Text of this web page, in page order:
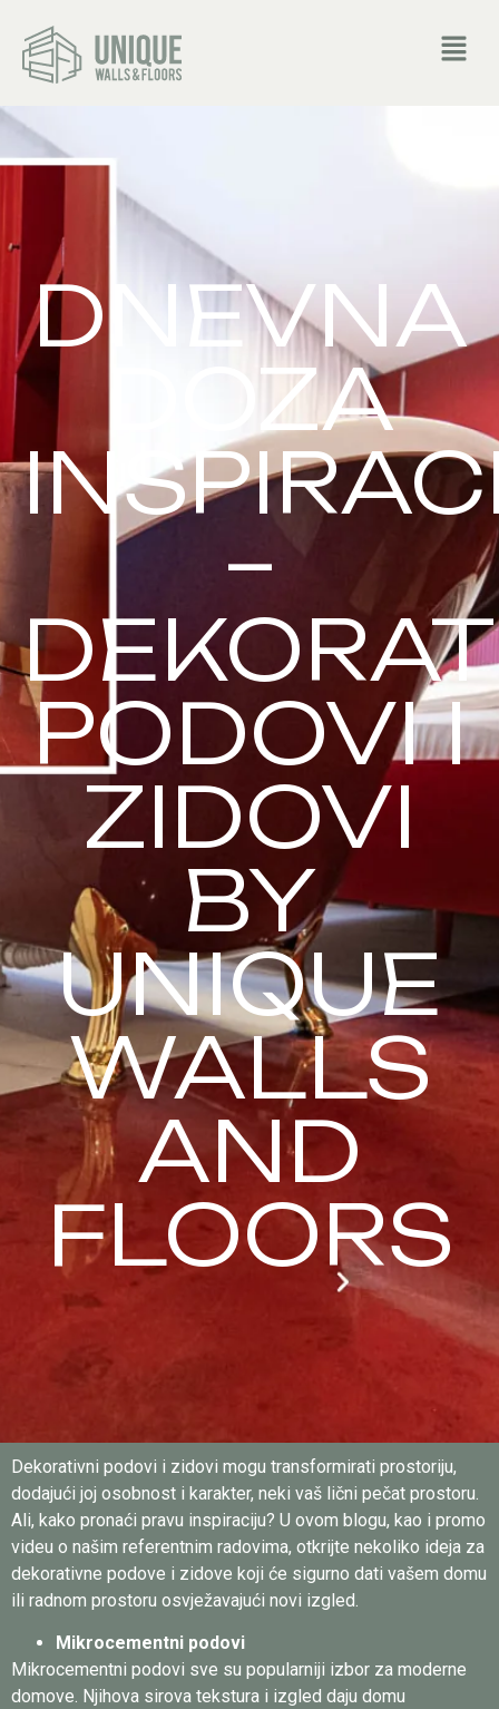
DNEVNA
DOZA
–
PODOVI I
ZIDOVI
BY
UNIQUE
WALLS
AND
FLOORS
Dekorativni podovi i zidovi mogu transformirati prostoriju,
dodajući joj osobnost i karakter, neki vaš lični pečat prostoru.
Ali, kako pronaći pravu inspiraciju? U ovom blogu, kao i promo
videu o našim referentnim radovima, otkrijte nekoliko ideja za
dekorativne podove i zidove koji će sigurno dati vašem domu
ili radnom prostoru osvježavajući novi izgled.
Mikrocementni podovi
Mikrocementni podovi sve su popularniji izbor za moderne
domove. Njihova sirova tekstura i izgled daju domu